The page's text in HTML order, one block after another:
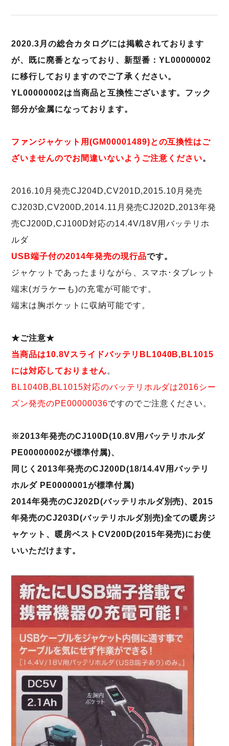
2020.3月の総合カタログには掲載されております
が、既に廃番となっており、新型番：YL00000002
に移行しておりますのでご了承ください。
YL00000002は当商品と互換性ございます。フック
部分が金属になっております。
ファンジャケット用(GM00001489)との互換性はご
ざいませんのでお間違いないようご注意ください。
2016.10月発売CJ204D,CV201D,2015.10月発売
CJ203D,CV200D,2014.11月発売CJ202D,2013年発
売CJ200D,CJ100D対応の14.4V/18V用バッテリホ
ルダ
USB端子付の2014年発売の現行品です。
ジャケットであったまりながら、スマホ･タブレット
端末(ガラケーも)の充電が可能です。
端末は胸ポケットに収納可能です。
★ご注意★
当商品は10.8VスライドバッテリBL1040B,BL1015
には対応しておりません。
BL1040B,BL1015対応のバッテリホルダは2016シー
ズン発売のPE00000036ですのでご注意ください。
※2013年発売のCJ100D(10.8V用バッテリホルダ
PE00000002が標準付属)、
同じく2013年発売のCJ200D(18/14.4V用バッテリ
ホルダ PE0000001が標準付属)
2014年発売のCJ202D(バッテリホルダ別売)、2015
年発売のCJ203D(バッテリホルダ別売)全ての暖房ジ
ャケット、暖房ベストCV200D(2015年発売)にお使
いいただけます。